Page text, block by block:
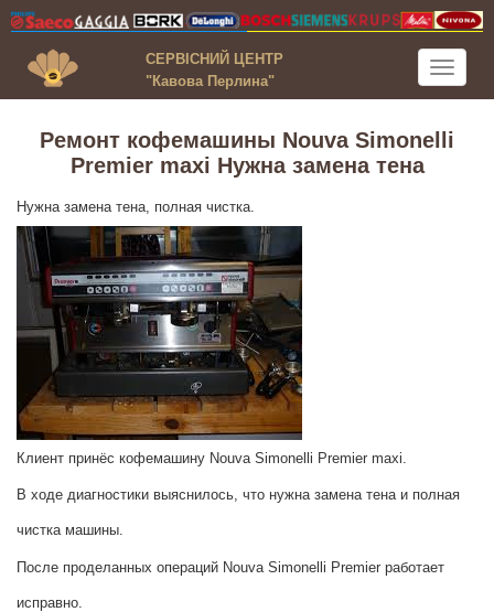
Toggle
СЕРВІСНИЙ ЦЕНТР
"Кавова Перлина"
Ремонт кофемашины Nouva Simonelli
Premier maxi Нужна замена тена
Нужна замена тена, полная чистка.
Клиент принёс кофемашину Nouva Simonelli Premier maxi.
В ходе диагностики выяснилось, что нужна замена тена и полная
чистка машины.
После проделанных операций Nouva Simonelli Premier работает
исправно.